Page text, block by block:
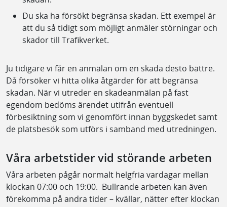
Du ska ha försökt begränsa skadan. Ett exempel är
att du så tidigt som möjligt anmäler störningar och
skador till Trafikverket.
Ju tidigare vi får en anmälan om en skada desto bättre.
Då försöker vi hitta olika åtgärder för att begränsa
skadan. När vi utreder en skadeanmälan på fast
egendom bedöms ärendet utifrån eventuell
förbesiktning som vi genomfört innan byggskedet samt
de platsbesök som utförs i samband med utredningen.
Våra arbetstider vid störande arbeten
Våra arbeten pågår normalt helgfria vardagar mellan
klockan 07:00 och 19:00. Bullrande arbeten kan även
förekomma på andra tider – kvällar, nätter efter klockan